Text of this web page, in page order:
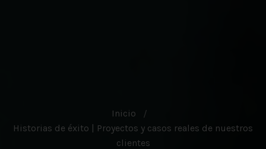
Inicio
Historias de éxito | Proyectos y casos reales de nuestros
clientes